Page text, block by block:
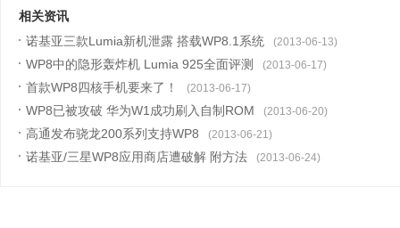
相关资讯
诺基亚三款Lumia新机泄露 搭载WP8.1系统
(2013-06-13)
WP8中的隐形轰炸机 Lumia 925全面评测 (2013-06-17)
首款WP8四核手机要来了！ (2013-06-17)
WP8已被攻破 华为W1成功刷入自制ROM (2013-06-20)
高通发布骁龙200系列支持WP8 (2013-06-21)
诺基亚/三星WP8应用商店遭破解 附方法 (2013-06-24)